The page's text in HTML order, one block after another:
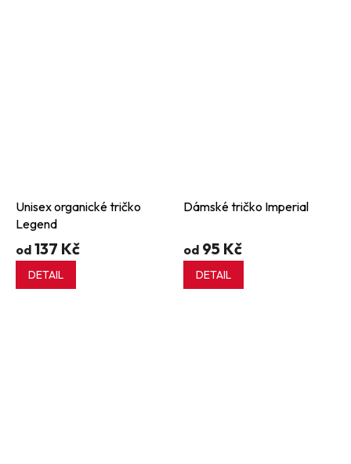
Unisex organické tričko
Legend
od 137 Kč
DETAIL
Dámské tričko Imperial
od 95 Kč
DETAIL